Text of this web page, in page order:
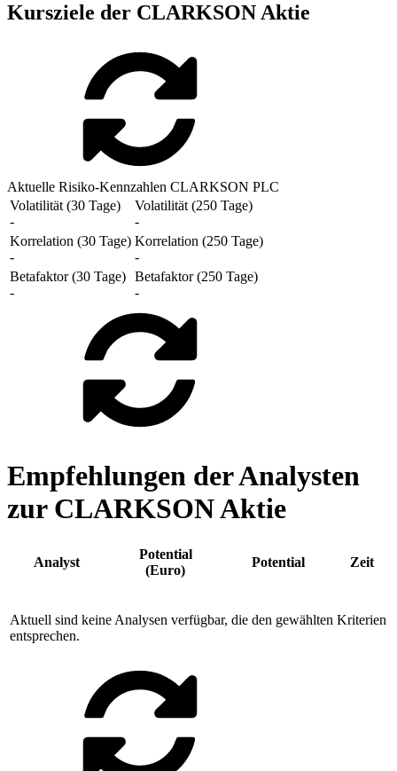
Kursziele der CLARKSON Aktie
Aktuelle Risiko-Kennzahlen CLARKSON PLC
Volatilität (30 Tage)
-
Volatilität (250 Tage)
-
Korrelation (30 Tage)
-
Korrelation (250 Tage)
-
Betafaktor (30 Tage)
-
Betafaktor (250 Tage)
-
Empfehlungen der Analysten
zur CLARKSON Aktie
Analyst
Potential
(Euro)
Potential Zeit
Aktuell sind keine Analysen verfügbar, die den gewählten Kriterien
entsprechen.